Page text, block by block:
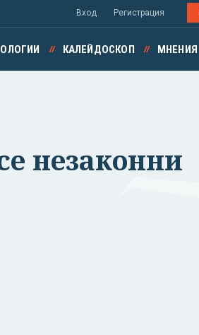
Вход Регистрация
КАЛЕЙДОСКОП МНЕНИЯ
незаконни